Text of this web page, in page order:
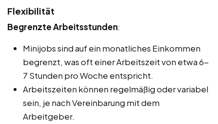
Flexibilität
Begrenzte Arbeitsstunden:
Minijobs sind auf ein monatliches Einkommen
begrenzt, was oft einer Arbeitszeit von etwa 6-
7 Stunden pro Woche entspricht.
Arbeitszeiten können regelmäßig oder variabel
sein, je nach Vereinbarung mit dem
Arbeitgeber.